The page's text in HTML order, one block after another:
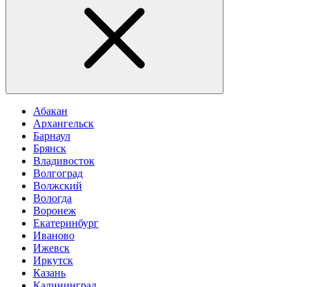
Абакан
Архангельск
Барнаул
Брянск
Владивосток
Волгоград
Волжский
Вологда
Воронеж
Екатеринбург
Иваново
Ижевск
Иркутск
Казань